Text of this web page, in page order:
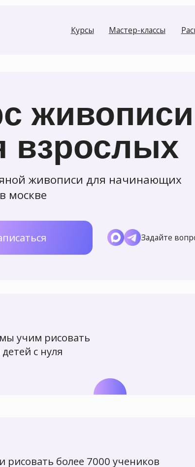
Курсы Мастер-классы Расписание
живописи
взрослых
живописи для начинающих